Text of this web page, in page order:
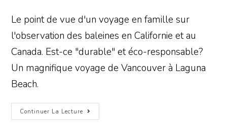
Le point de vue d'un voyage en famille sur
l'observation des baleines en Californie et au
Canada. Est-ce "durable" et éco-responsable?
Un magnifique voyage de Vancouver à Laguna
Beach.
Continuer La Lecture